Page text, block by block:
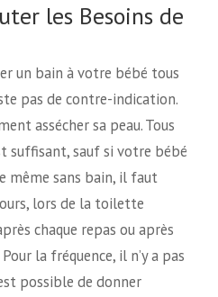
les Besoins de
un bain à votre bébé tous
pas de contre-indication.
assécher sa peau. Tous
suffisant, sauf si votre bébé
même sans bain, il faut
lors de la toilette
chaque repas ou après
la fréquence, il n’y a pas
possible de donner